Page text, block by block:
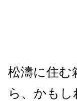
松濤に住む
ら、かもし